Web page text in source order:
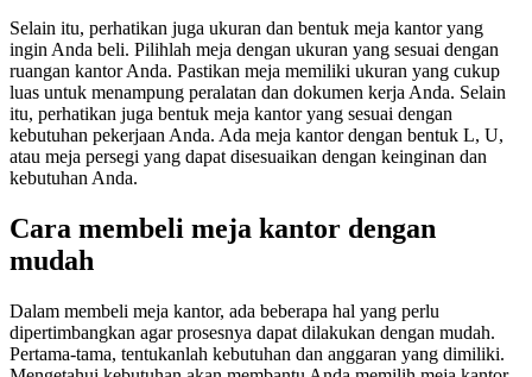
Selain itu, perhatikan juga ukuran dan bentuk meja kantor yang
ingin Anda beli. Pilihlah meja dengan ukuran yang sesuai dengan
ruangan kantor Anda. Pastikan meja memiliki ukuran yang cukup
luas untuk menampung peralatan dan dokumen kerja Anda. Selain
itu, perhatikan juga bentuk meja kantor yang sesuai dengan
kebutuhan pekerjaan Anda. Ada meja kantor dengan bentuk L, U,
atau meja persegi yang dapat disesuaikan dengan keinginan dan
kebutuhan Anda.
Cara membeli meja kantor dengan
mudah
Dalam membeli meja kantor, ada beberapa hal yang perlu
dipertimbangkan agar prosesnya dapat dilakukan dengan mudah.
Pertama-tama, tentukanlah kebutuhan dan anggaran yang dimiliki.